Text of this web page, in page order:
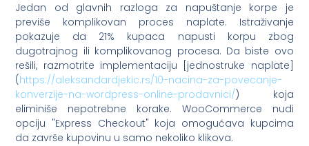
Jedan od glavnih razloga za napuštanje korpe je
previše komplikovan proces naplate. Istraživanje
pokazuje da 21% kupaca napusti korpu zbog
dugotrajnog ili komplikovanog procesa. Da biste ovo
rešili, razmotrite implementaciju [jednostruke naplate]
(https://aleksandardjekic.rs/10-nacina-za-povecanje-
konverzije-na-wordpress-online-prodavnici/) koja
eliminiše nepotrebne korake. WooCommerce nudi
opciju "Express Checkout" koja omogućava kupcima
da završe kupovinu u samo nekoliko klikova.